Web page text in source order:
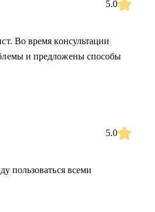
5.0
Во время консультации
и предложены способы
5.0
пользоваться всеми